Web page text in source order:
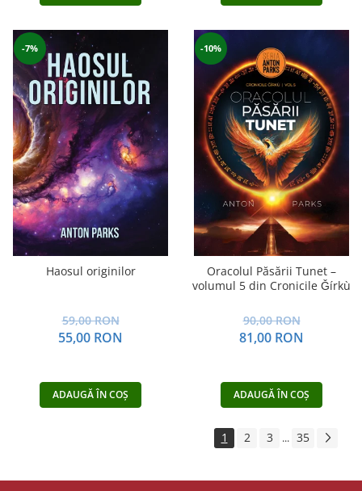
-7%
Haosul originilor
59,00 RON
55,00 RON
ADAUGĂ ÎN COȘ
-10%
Oracolul Păsării Tunet –
volumul 5 din Cronicile Ǧírkù
90,00 RON
81,00 RON
ADAUGĂ ÎN COȘ
1 2 3 ... 35